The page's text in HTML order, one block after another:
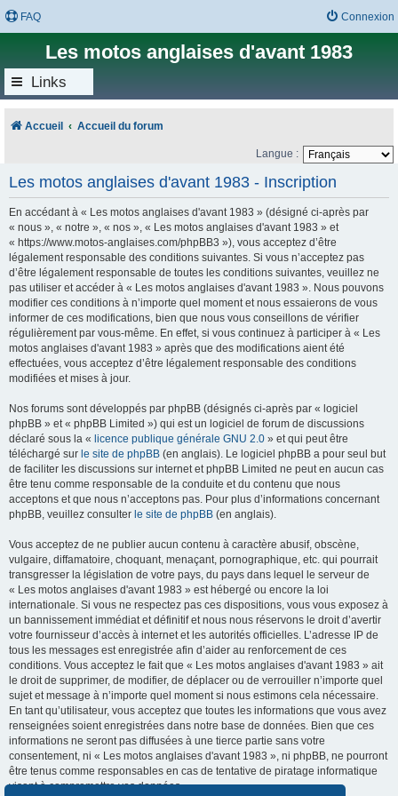
FAQ Connexion
Les motos anglaises d'avant 1983
Links
Accueil Accueil du forum
Langue :
Les motos anglaises d'avant 1983 - Inscription
En accédant à « Les motos anglaises d'avant 1983 » (désigné ci-après par
« nous », « notre », « nos », « Les motos anglaises d'avant 1983 » et
« https://www.motos-anglaises.com/phpBB3 »), vous acceptez d’être
légalement responsable des conditions suivantes. Si vous n’acceptez pas
d’être légalement responsable de toutes les conditions suivantes, veuillez ne
pas utiliser et accéder à « Les motos anglaises d'avant 1983 ». Nous pouvons
modifier ces conditions à n’importe quel moment et nous essaierons de vous
informer de ces modifications, bien que nous vous conseillons de vérifier
régulièrement par vous-même. En effet, si vous continuez à participer à « Les
motos anglaises d'avant 1983 » après que des modifications aient été
effectuées, vous acceptez d’être légalement responsable des conditions
modifiées et mises à jour.
Nos forums sont développés par phpBB (désignés ci-après par « logiciel
phpBB » et « phpBB Limited ») qui est un logiciel de forum de discussions
déclaré sous la « licence publique générale GNU 2.0 » et qui peut être
téléchargé sur le site de phpBB (en anglais). Le logiciel phpBB a pour seul but
de faciliter les discussions sur internet et phpBB Limited ne peut en aucun cas
être tenu comme responsable de la conduite et du contenu que nous
acceptons et que nous n’acceptons pas. Pour plus d’informations concernant
phpBB, veuillez consulter le site de phpBB (en anglais).
Vous acceptez de ne publier aucun contenu à caractère abusif, obscène,
vulgaire, diffamatoire, choquant, menaçant, pornographique, etc. qui pourrait
transgresser la législation de votre pays, du pays dans lequel le serveur de
« Les motos anglaises d'avant 1983 » est hébergé ou encore la loi
internationale. Si vous ne respectez pas ces dispositions, vous vous exposez à
un bannissement immédiat et définitif et nous nous réservons le droit d’avertir
votre fournisseur d’accès à internet et les autorités officielles. L’adresse IP de
tous les messages est enregistrée afin d’aider au renforcement de ces
conditions. Vous acceptez le fait que « Les motos anglaises d'avant 1983 » ait
le droit de supprimer, de modifier, de déplacer ou de verrouiller n’importe quel
sujet et message à n’importe quel moment si nous estimons cela nécessaire.
En tant qu’utilisateur, vous acceptez que toutes les informations que vous avez
renseignées soient enregistrées dans notre base de données. Bien que ces
informations ne seront pas diffusées à une tierce partie sans votre
consentement, ni « Les motos anglaises d'avant 1983 », ni phpBB, ne pourront
être tenus comme responsables en cas de tentative de piratage informatique
visant à compromettre vos données.